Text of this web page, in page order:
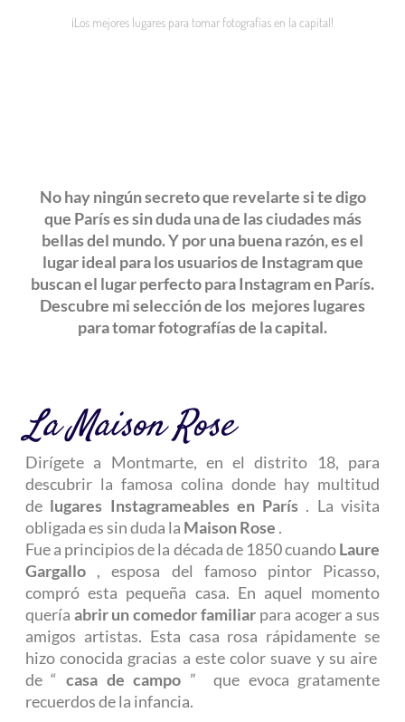
¡Los mejores lugares para tomar fotografías en la capital!
No hay ningún secreto que revelarte si te digo
que París es sin duda una de las ciudades más
bellas del mundo. Y por una buena razón, es el
lugar ideal para los usuarios de Instagram que
buscan el lugar perfecto para Instagram en París.
Descubre mi selección de los mejores lugares
para tomar fotografías de la capital.
La Maison Rose
Dirígete a Montmarte, en el distrito 18, para
descubrir la famosa colina donde hay multitud
de lugares Instagrameables en París . La visita
obligada es sin duda la Maison Rose .
Fue a principios de la década de 1850 cuandoLaure
Gargallo, esposa del famoso pintor Picasso,
compró esta pequeña casa. En aquel momento
quería abrir un comedor familiar para acoger a sus
amigos artistas. Esta casa rosa rápidamente se
hizo conocida gracias a este color suave y su aire
de “casa de campo ” que evoca gratamente
recuerdos de la infancia.